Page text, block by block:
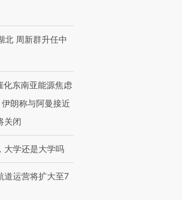
北 周新群升任中
化东南亚能源焦虑
朗称与阿曼接近
关闭
大学还是大学吗
道运营将扩大至7